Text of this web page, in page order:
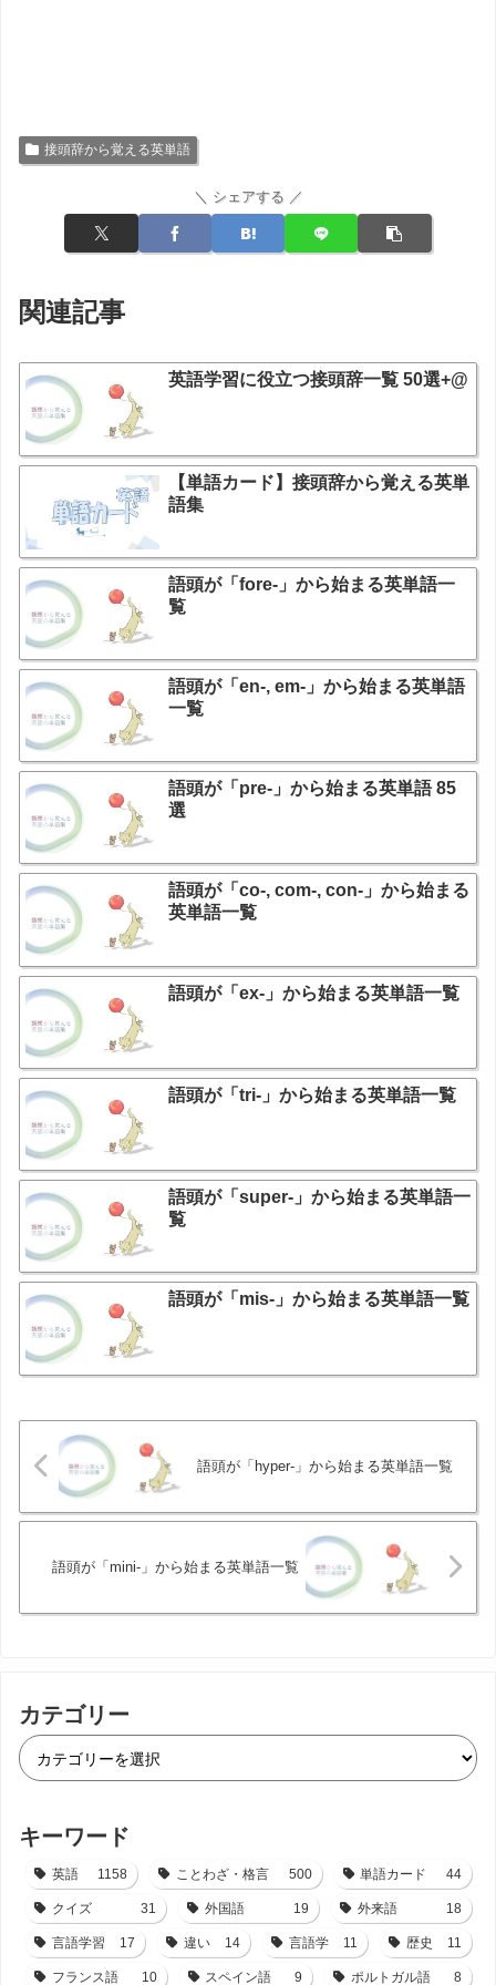
接頭辞から覚える英単語
＼ シェアする ／
関連記事
英語学習に役立つ接頭辞一覧 50選+@
【単語カード】接頭辞から覚える英単
語集
語頭が「fore-」から始まる英単語一
覧
語頭が「en-, em-」から始まる英単語
一覧
語頭が「pre-」から始まる英単語 85
選
語頭が「co-, com-, con-」から始まる
英単語一覧
語頭が「ex-」から始まる英単語一覧
語頭が「tri-」から始まる英単語一覧
語頭が「super-」から始まる英単語一
覧
語頭が「mis-」から始まる英単語一覧
語頭が「hyper-」から始まる英単語一覧
語頭が「mini-」から始まる英単語一覧
カテゴリー
キーワード
英語 1158 ことわざ・格言 500 単語カード 44
クイズ 31 外国語 19 外来語 18
言語学習 17 違い 14 言語学 11 歴史 11
フランス語 10 スペイン語 9 ポルトガル語 8